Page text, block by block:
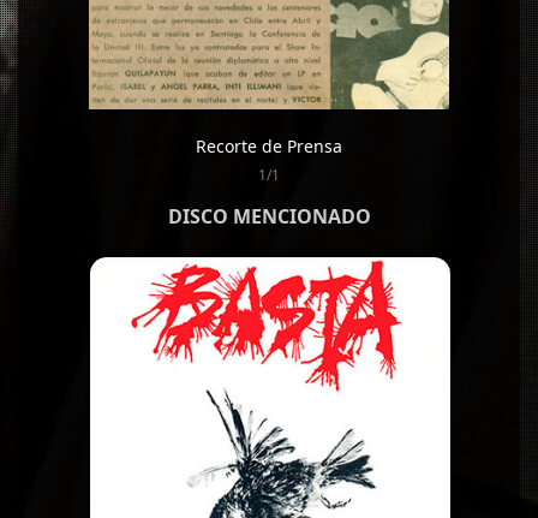
Recorte de Prensa
1/1
DISCO MENCIONADO